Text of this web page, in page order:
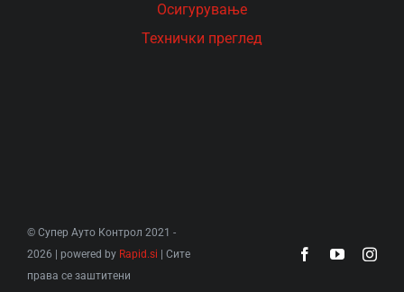
Осигурување
Технички преглед
© Супер Ауто Контрол 2021 -
2026 | powered by Rapid.si | Сите
права се заштитени